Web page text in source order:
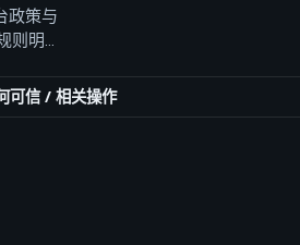
政策与
则明确
可信/相关操作